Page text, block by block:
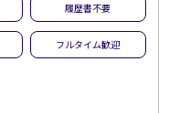
履歴書不要
フルタイム歓迎